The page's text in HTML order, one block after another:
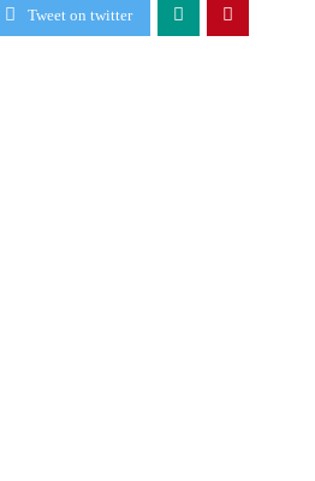
Tweet on twitter